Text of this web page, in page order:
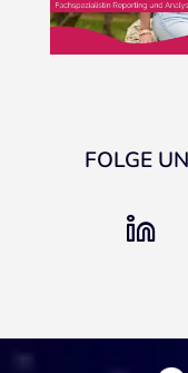
FOLGE